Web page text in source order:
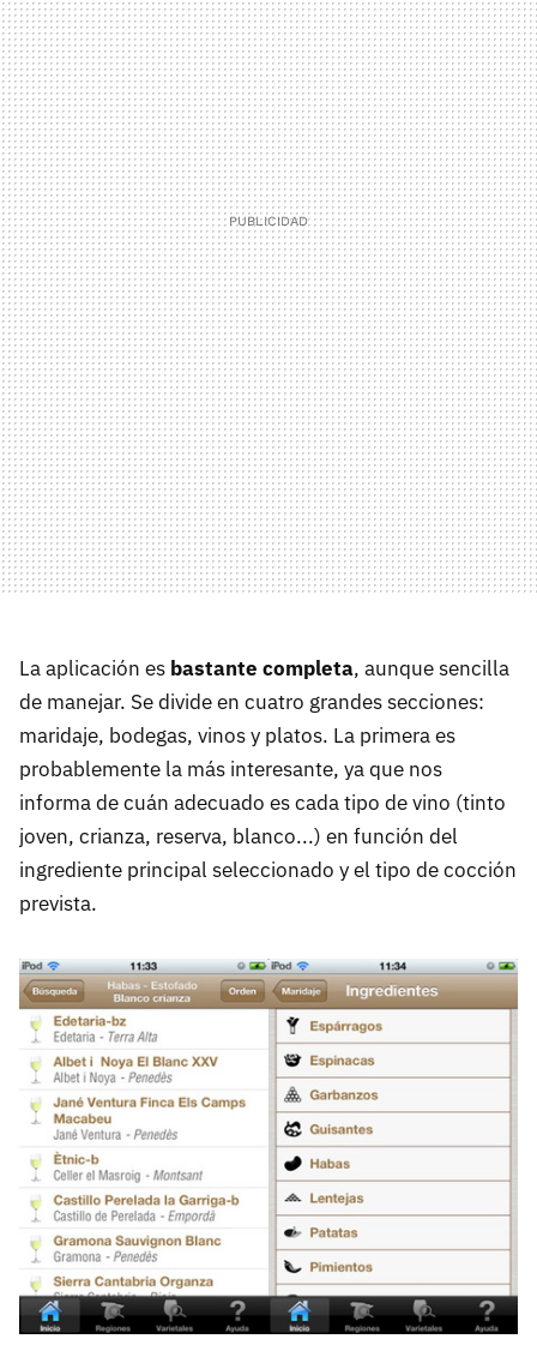
La aplicación es bastante completa, aunque sencilla
de manejar. Se divide en cuatro grandes secciones:
maridaje, bodegas, vinos y platos. La primera es
probablemente la más interesante, ya que nos
informa de cuán adecuado es cada tipo de vino (tinto
joven, crianza, reserva, blanco...) en función del
ingrediente principal seleccionado y el tipo de cocción
prevista.